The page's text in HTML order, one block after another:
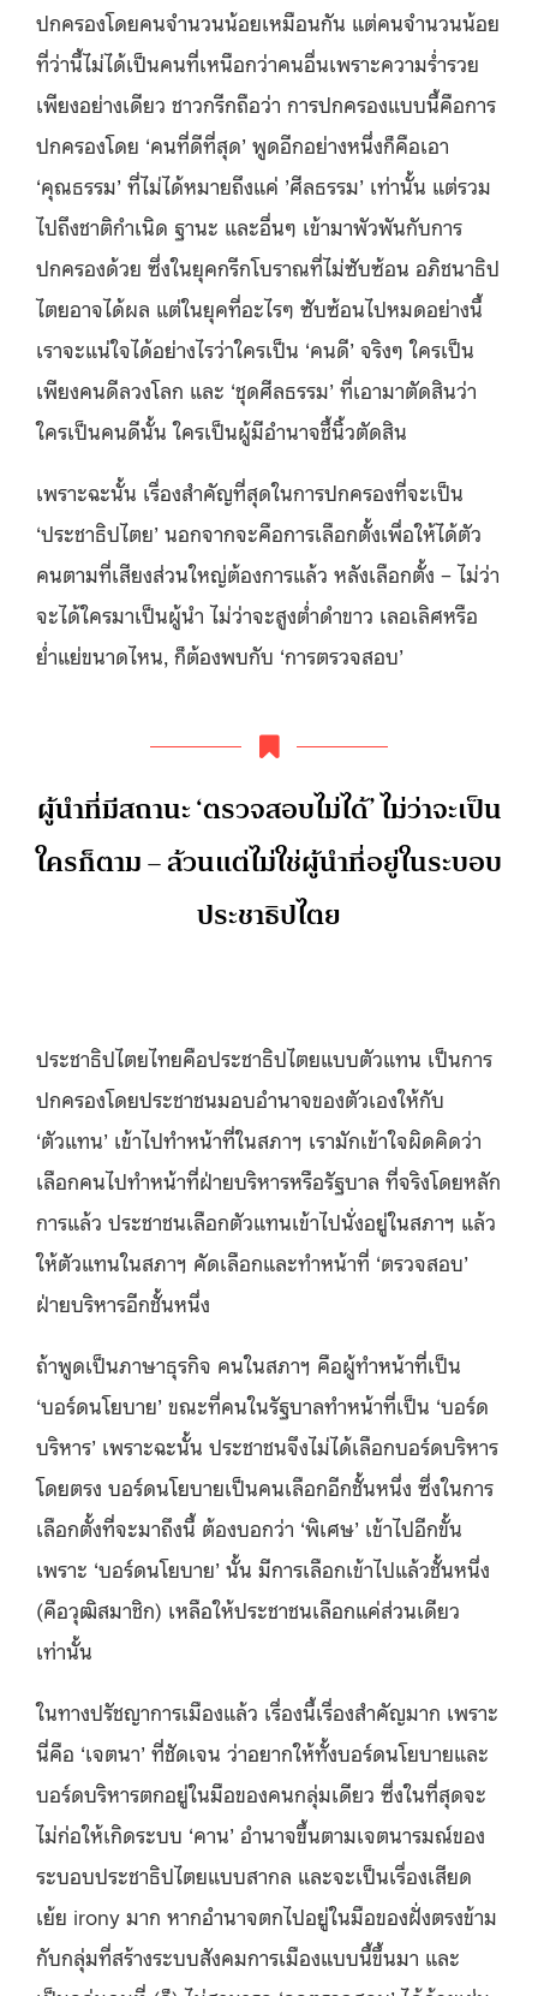
ปกครองโดยคนจำนวนน้อยเหมือนกัน แต่คนจำนวนน้อย
ที่ว่านี้ไม่ได้เป็นคนที่เหนือกว่าคนอื่นเพราะความร่ำรวย
เพียงอย่างเดียว ชาวกรีกถือว่า การปกครองแบบนี้คือการ
ปกครองโดย ‘คนที่ดีที่สุด’ พูดอีกอย่างหนึ่งก็คือเอา
‘คุณธรรม’ ที่ไม่ได้หมายถึงแค่ ’ศีลธรรม’ เท่านั้น แต่รวม
ไปถึงชาติกำเนิด ฐานะ และอื่นๆ เข้ามาพัวพันกับการ
ปกครองด้วย ซึ่งในยุคกรีกโบราณที่ไม่ซับซ้อน อภิชนาธิป
ไตยอาจได้ผล แต่ในยุคที่อะไรๆ ซับซ้อนไปหมดอย่างนี้
เราจะแน่ใจได้อย่างไรว่าใครเป็น ‘คนดี’ จริงๆ ใครเป็น
เพียงคนดีลวงโลก และ ‘ชุดศีลธรรม’ ที่เอามาตัดสินว่า
ใครเป็นคนดีนั้น ใครเป็นผู้มีอำนาจชี้นิ้วตัดสิน
เพราะฉะนั้น เรื่องสำคัญที่สุดในการปกครองที่จะเป็น
‘ประชาธิปไตย’ นอกจากจะคือการเลือกตั้งเพื่อให้ได้ตัว
คนตามที่เสียงส่วนใหญ่ต้องการแล้ว หลังเลือกตั้ง – ไม่ว่า
จะได้ใครมาเป็นผู้นำ ไม่ว่าจะสูงต่ำดำขาว เลอเลิศหรือ
ย่ำแย่ขนาดไหน, ก็ต้องพบกับ ‘การตรวจสอบ’
ผู้นำที่มีสถานะ ‘ตรวจสอบไม่ได้’ ไม่ว่าจะเป็น
ใครก็ตาม – ล้วนแต่ไม่ใช่ผู้นำที่อยู่ในระบอบ
ประชาธิปไตย
ประชาธิปไตยไทยคือประชาธิปไตยแบบตัวแทน เป็นการ
ปกครองโดยประชาชนมอบอำนาจของตัวเองให้กับ
‘ตัวแทน’ เข้าไปทำหน้าที่ในสภาฯ เรามักเข้าใจผิดคิดว่า
เลือกคนไปทำหน้าที่ฝ่ายบริหารหรือรัฐบาล ที่จริงโดยหลัก
การแล้ว ประชาชนเลือกตัวแทนเข้าไปนั่งอยู่ในสภาฯ แล้ว
ให้ตัวแทนในสภาฯ คัดเลือกและทำหน้าที่ ‘ตรวจสอบ’
ฝ่ายบริหารอีกชั้นหนึ่ง
ถ้าพูดเป็นภาษาธุรกิจ คนในสภาฯ คือผู้ทำหน้าที่เป็น
‘บอร์ดนโยบาย’ ขณะที่คนในรัฐบาลทำหน้าที่เป็น ‘บอร์ด
บริหาร’ เพราะฉะนั้น ประชาชนจึงไม่ได้เลือกบอร์ดบริหาร
โดยตรง บอร์ดนโยบายเป็นคนเลือกอีกชั้นหนึ่ง ซึ่งในการ
เลือกตั้งที่จะมาถึงนี้ ต้องบอกว่า ‘พิเศษ’ เข้าไปอีกขั้น
เพราะ ‘บอร์ดนโยบาย’ นั้น มีการเลือกเข้าไปแล้วชั้นหนึ่ง
(คือวุฒิสมาชิก) เหลือให้ประชาชนเลือกแค่ส่วนเดียว
เท่านั้น
ในทางปรัชญาการเมืองแล้ว เรื่องนี้เรื่องสำคัญมาก เพราะ
นี่คือ ‘เจตนา’ ที่ชัดเจน ว่าอยากให้ทั้งบอร์ดนโยบายและ
บอร์ดบริหารตกอยู่ในมือของคนกลุ่มเดียว ซึ่งในที่สุดจะ
ไม่ก่อให้เกิดระบบ ‘คาน’ อำนาจขึ้นตามเจตนารมณ์ของ
ระบอบประชาธิปไตยแบบสากล และจะเป็นเรื่องเสียด
เย้ย irony มาก หากอำนาจตกไปอยู่ในมือของฝั่งตรงข้าม
กับกลุ่มที่สร้างระบบสังคมการเมืองแบบนี้ขึ้นมา และ